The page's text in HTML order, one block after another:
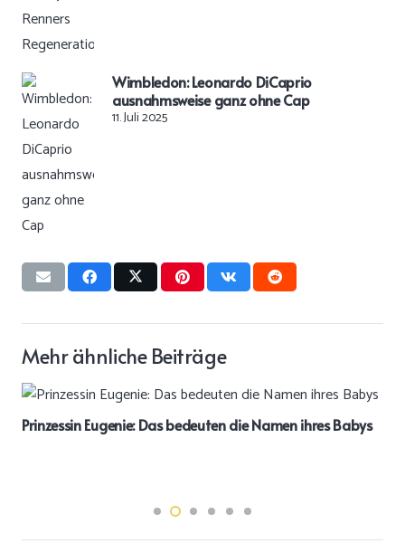
Wimbledon: Leonardo DiCaprio
ausnahmsweise ganz ohne Cap
11. Juli 2025
Mehr ähnliche Beiträge
Prinzessin Eugenie: Das bedeuten die Namen ihres Babys